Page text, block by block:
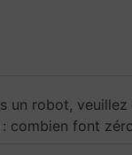
un robot,
combien font